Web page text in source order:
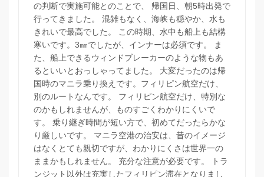
の判断で実施可能とのことで、 帰国日、朝5時出発で
行ってきました。 混雑もなく、海峡も穏やか、水も
きれいで最高でした。 この時期、水中も船上も結構
寒いです。3㎜でしたが、インナーは必須です。 ま
た、船上できるウィンドブレーカーのような物もあ
るといいとおっしゃってました。 大変だったのは帰
国時のマニラ乗り換えです。フィリピン航空だけ、
別のルートなんです。 フィリピン航空だけ、特別な
のかもしれませんが、ものすごくわかりにくいで
す。 乗り継ぎ時間が短い方で、初めてだったらかな
り厳しいです。 マニラ空港の治安は、昔のイメージ
はなくとても親切ですが、わかりにくさは世界一の
ままかもしれません。 充分な注意が必要です。 トラ
ンジット以外は充実したフィリピン滞在となりまし